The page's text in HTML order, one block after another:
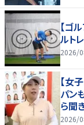
【ゴ
ルト
2026/
【女
パン
ら聞
2026/